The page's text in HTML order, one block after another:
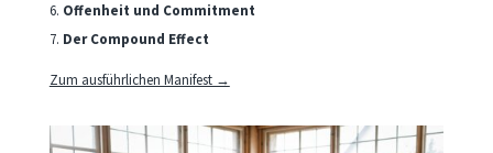
Offenheit und Commitment
Der Compound Effect
Zum ausführlichen Manifest →